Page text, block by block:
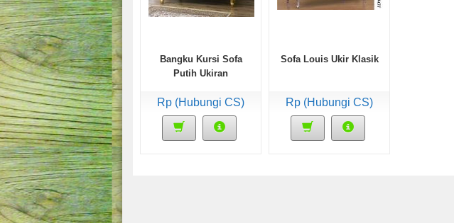
Bangku Kursi Sofa
Putih Ukiran
Rp (Hubungi CS)
Sofa Louis Ukir Klasik
Rp (Hubungi CS)